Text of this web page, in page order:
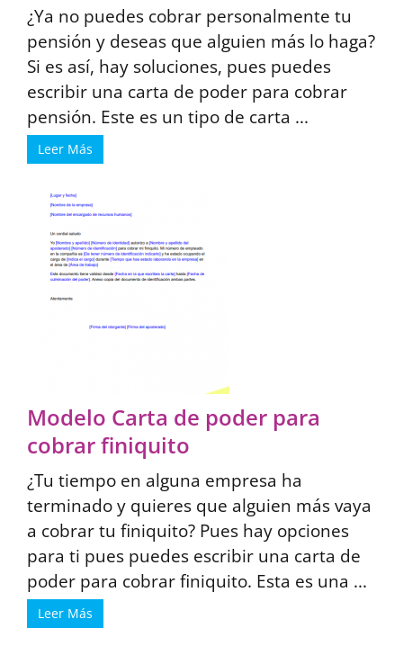
¿Ya no puedes cobrar personalmente tu
pensión y deseas que alguien más lo haga?
Si es así, hay soluciones, pues puedes
escribir una carta de poder para cobrar
pensión. Este es un tipo de carta ...
Leer Más
Modelo Carta de poder para
cobrar finiquito
¿Tu tiempo en alguna empresa ha
terminado y quieres que alguien más vaya
a cobrar tu finiquito? Pues hay opciones
para ti pues puedes escribir una carta de
poder para cobrar finiquito. Esta es una ...
Leer Más